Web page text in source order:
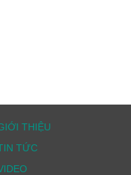
THIỆU
TỨC